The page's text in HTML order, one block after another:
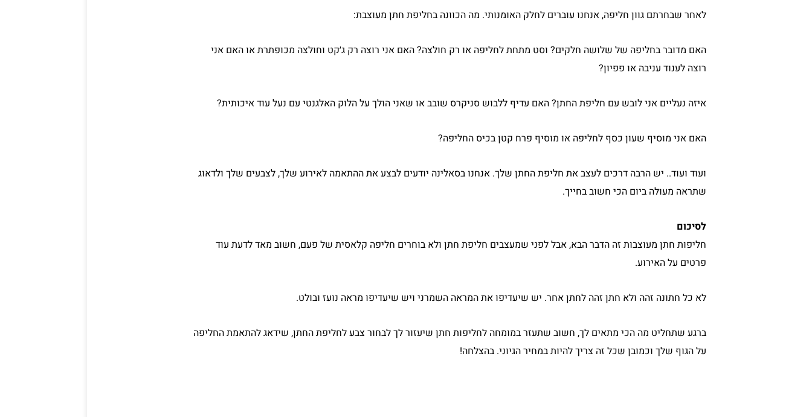
לאחר שבחרתם גוון חליפה, אנחנו עוברים לחלק האומנותי. מה הכוונה בחליפת חתן מעוצבת:
האם מדובר בחליפה של שלושה חלקים? וסט מתחת לחליפה או רק חולצה? האם אני רוצה רק ג׳קט וחולצה מכופתרת או האם אני
רוצה לענוד עניבה או פפיון?
איזה נעליים אני לובש עם חליפת החתן? האם עדיף ללבוש סניקרס שובב או שאני הולך על הלוק האלגנטי עם נעל עוד איכותית?
האם אני מוסיף שעון כסף לחליפה או מוסיף פרח קטן בכיס החליפה?
ועוד ועוד.. יש הרבה דרכים לעצב את חליפת החתן שלך. אנחנו בסאלינה יודעים לבצע את ההתאמה לאירוע שלך, לצבעים שלך ולדאוג
שתראה מעולה ביום הכי חשוב בחייך.
לסיכום
חליפות חתן מעוצבות זה הדבר הבא, אבל לפני שמעצבים חליפת חתן ולא בוחרים חליפה קלאסית של פעם, חשוב מאד לדעת עוד
פרטים על האירוע.
לא כל חתונה זהה ולא חתן זהה לחתן אחר. יש שיעדיפו את המראה השמרני ויש שיעדיפו מראה נועז ובולט.
ברגע שתחליט מה הכי מתאים לך, חשוב שתעזר במומחה לחליפות חתן שיעזור לך לבחור צבע לחליפת החתן, שידאג להתאמת החליפה
על הגוף שלך וכמובן שכל זה צריך להיות במחיר הגיוני. בהצלחה!